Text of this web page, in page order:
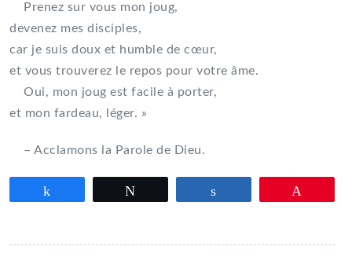
Prenez sur vous mon joug,
devenez mes disciples,
car je suis doux et humble de cœur,
et vous trouverez le repos pour votre âme.
Oui, mon joug est facile à porter,
et mon fardeau, léger. »
– Acclamons la Parole de Dieu.